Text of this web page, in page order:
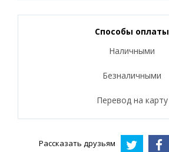
Способы оплаты
Наличными
Безналичными
Перевод на карту
Рассказать друзьям